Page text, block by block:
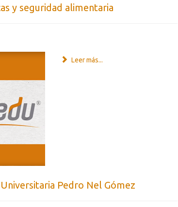
y seguridad alimentaria
Leer más...
Pedro Nel Gómez